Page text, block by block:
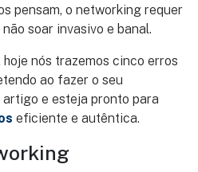
pensam, o networking requer
soar invasivo e banal.
nós trazemos cinco erros
ao fazer o seu
e esteja pronto para
eficiente e autêntica.